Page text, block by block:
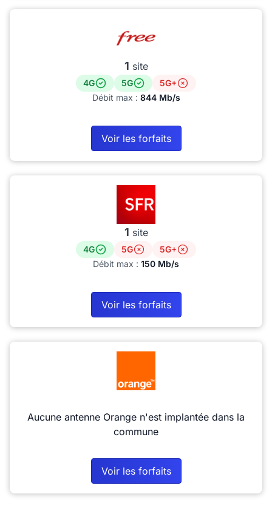
1 site
4G 5G
5G+
Débit max : 844 Mb/s
Voir les forfaits
1 site
4G 5G
5G+
Débit max : 150 Mb/s
Voir les forfaits
Aucune antenne Orange n'est implantée dans la
commune
Voir les forfaits